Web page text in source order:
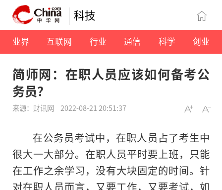
科技
业界 互联网 行业 通信 科学 创业
简师网：在职人员应该如何备考公
务员？
来源：财讯网 2022-08-21 20:51:37
在公务员考试中，在职人员占了考生中
很大一大部分。在职人员平时要上班，只能
在工作之余学习，没有大块固定的时间。针
对在职人员而言，又要工作，又要考试，如